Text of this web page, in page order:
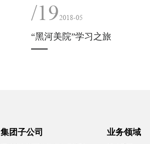
/192018-05
“黑河美院”学习之旅
集团子公司 业务领域